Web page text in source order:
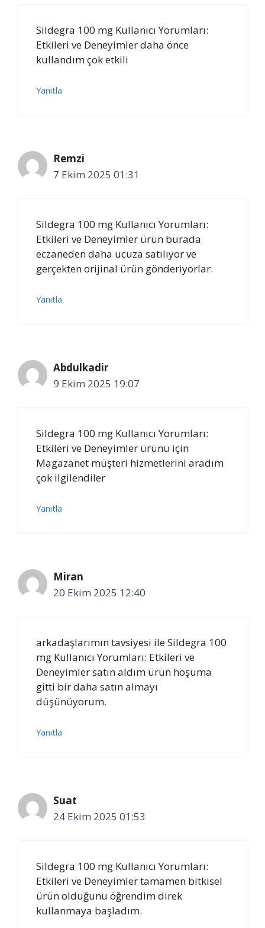
Sildegra 100 mg Kullanıcı Yorumları:
Etkileri ve Deneyimler daha önce
kullandım çok etkili
Yanıtla
Remzi
7 Ekim 2025 01:31
Sildegra 100 mg Kullanıcı Yorumları:
Etkileri ve Deneyimler ürün burada
eczaneden daha ucuza satılıyor ve
gerçekten orijinal ürün gönderiyorlar.
Yanıtla
Abdulkadir
9 Ekim 2025 19:07
Sildegra 100 mg Kullanıcı Yorumları:
Etkileri ve Deneyimler ürünü için
Magazanet müşteri hizmetlerini aradım
çok ilgilendiler
Yanıtla
Miran
20 Ekim 2025 12:40
arkadaşlarımın tavsiyesi ile Sildegra 100
mg Kullanıcı Yorumları: Etkileri ve
Deneyimler satın aldım ürün hoşuma
gitti bir daha satın almayı
düşünüyorum.
Yanıtla
Suat
24 Ekim 2025 01:53
Sildegra 100 mg Kullanıcı Yorumları:
Etkileri ve Deneyimler tamamen bitkisel
ürün olduğunu öğrendim direk
kullanmaya başladım.